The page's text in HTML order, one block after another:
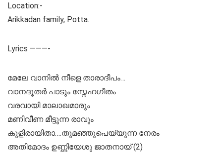
Location:-
Arikkadan family, Potta.
Lyrics ———-
മേലേ വാനിൽ നീളെ താരാദീപം…
വാനദൂതർ പാടും സ്നേഹഗീതം
വരവായി മാലാഖമാരും
മണിവീണ മീട്ടുന്ന രാവും
കുളിരായിതാ….തൂമഞ്ഞുപെയ്യുന്ന നേരം
അതിമോദം ഉണ്ണിയേശു ജാതനായ് (2)